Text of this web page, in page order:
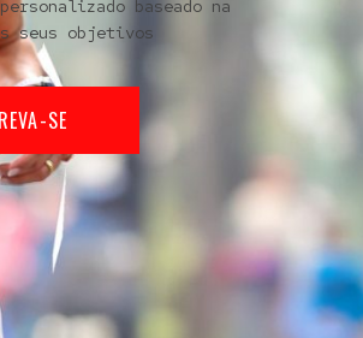
baseado na
seus objetivos
SE